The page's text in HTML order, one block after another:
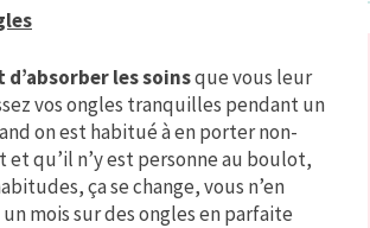
les soinsque vous leur
vos ongles tranquilles pendant un
on est habitué à en porter non-
qu’il n’y est personne au boulot,
ça se change, vous n’en
mois sur des ongles en parfaite